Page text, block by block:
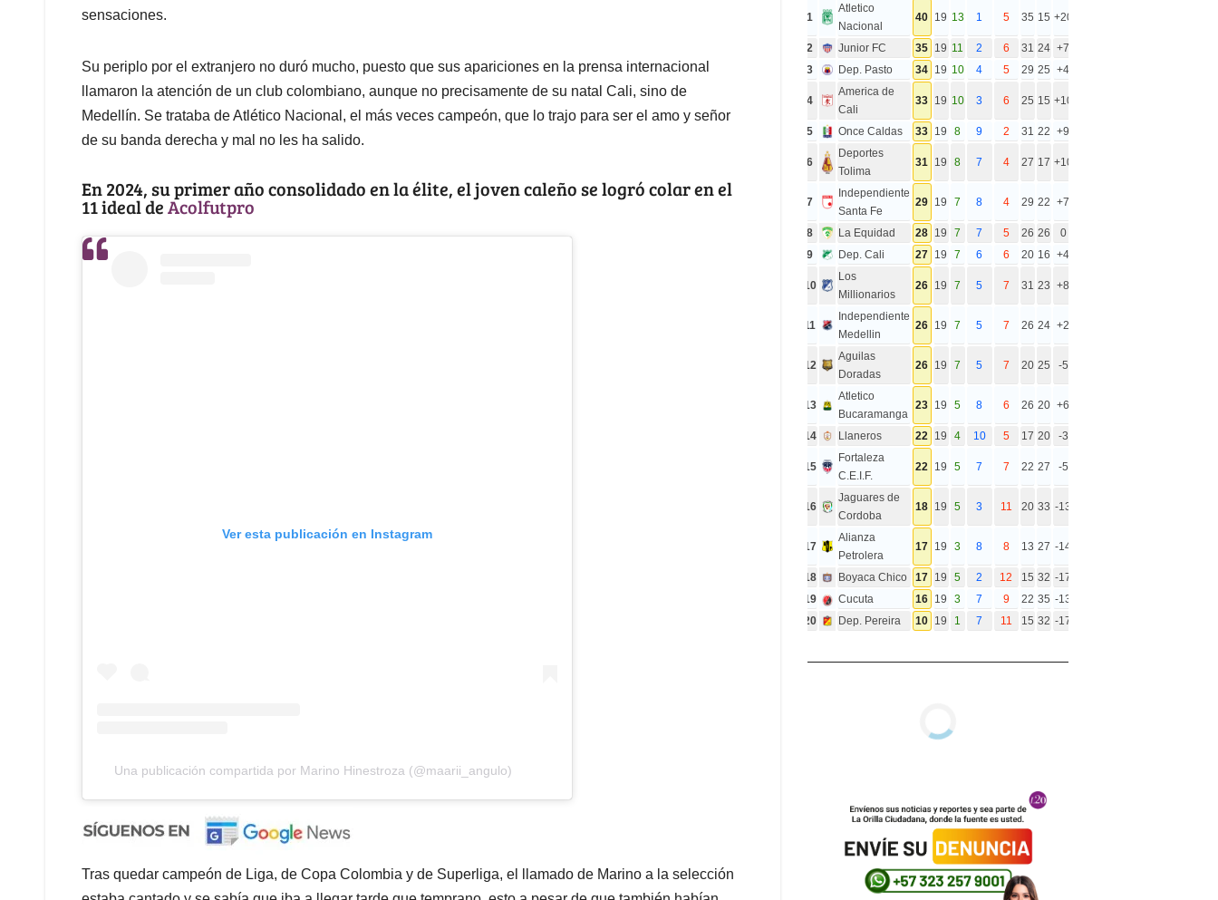
sensaciones.
Su periplo por el extranjero no duró mucho, puesto que sus apariciones en la prensa internacional
llamaron la atención de un club colombiano, aunque no precisamente de su natal Cali, sino de
Medellín. Se trataba de Atlético Nacional, el más veces campeón, que lo trajo para ser el amo y señor
de su banda derecha y mal no les ha salido.
En 2024, su primer año consolidado en la élite, el joven caleño se logró colar en el
11 ideal deAcolfutpro
Ver esta publicación en Instagram
Una publicación compartida por Marino Hinestroza (@maarii_angulo)
Tras quedar campeón de Liga, de Copa Colombia y de Superliga, el llamado de Marino a la selección
1
Atletico
Nacional
40 19 13 1 5 35 15 +20
2 Junior FC 35 19 11 2 6 31 24 +7
3
Dep. Pasto 34 19 10 4 5 29 25 +4
4
America de
Cali
33 19 10 3 6 25 15 +10
5 Once Caldas 33 19 8 9 2 31 22 +9
6
Deportes
Tolima
31 19 8 7 4 27 17 +10
7
Independiente
Santa Fe
29 19 7 8 4 29 22 +7
8 La Equidad 28 19 7 7 5 26 26
0
9
Dep. Cali 27 19 7 6 6 20 16 +4
10
Los
Millionarios
26 19 7 5 7 31 23 +8
11
Independiente
Medellin
26 19 7 5 7 26 24 +2
12
Aguilas
Doradas
26 19 7 5 7 20 25 -5
13
Atletico
Bucaramanga
23 19 5 8 6 26 20 +6
14 Llaneros 22 19 4 10 5 17 20 -3
15
Fortaleza
C.E.I.F.
22 19 5 7 7 22 27 -5
16
Jaguares de
Cordoba
18 19 5 3 11 20 33 -13
17
Alianza
Petrolera
17 19 3 8 8 13 27 -14
18 Boyaca Chico 17 19 5 2 12 15 32 -17
19
Cucuta 16 19 3 7 9 22 35 -13
20
Dep. Pereira 10 19 1 7 11 15 32 -17